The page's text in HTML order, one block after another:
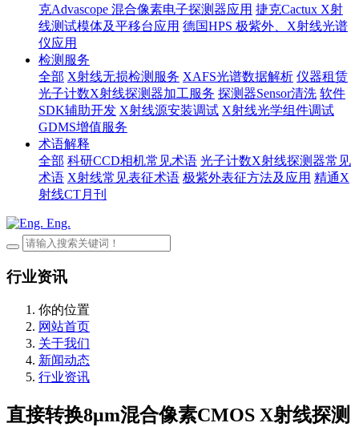
克Advascope 混合像素电子探测器应用 捷克Cactux X射
线测试模体及平移台应用 德国HPS 极紫外、X射线光谱
仪应用
检测服务
全部 X射线无损检测服务 XAFS光谱数据解析 仪器租赁
光子计数X射线探测器加工服务 探测器Sensor清洗 软件
SDK辅助开发 X射线源安装调试 X射线光学组件调试
GDMS增值服务
术语解释
全部 科研CCD相机常见术语 光子计数X射线探测器常见
术语 X射线常见表征术语 极紫外表征方法及应用 精通X
射线CT月刊
Eng.
行业资讯
你的位置
网站首页
关于我们
新闻动态
行业资讯
直接转换8μm混合像素CMOS X射线探测